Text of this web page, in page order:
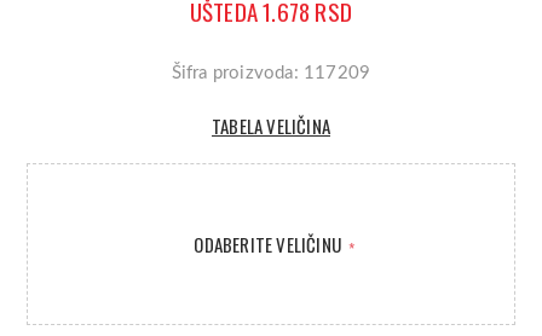
UŠTEDA 1.678 RSD
Šifra proizvoda: 117209
TABELA VELIČINA
ODABERITE VELIČINU *